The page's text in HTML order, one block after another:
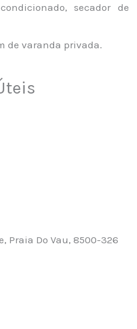
secador de
de varanda privada.
Praia Do Vau, 8500-326